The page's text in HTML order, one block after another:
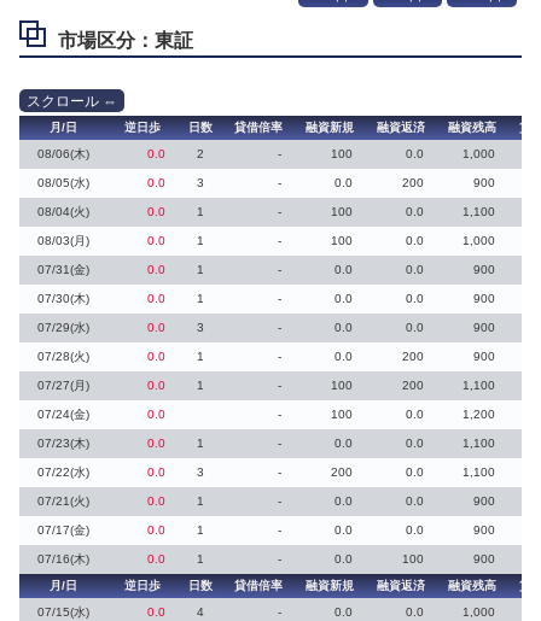
市場区分：東証
月/日 逆日歩 日数 貸借倍率 融資新規 融資返済 融資残高
貸
08/06(木)
0.0 2 - 100 0.0 1,000
08/05(水) 0.0 3 - 0.0 200 900
08/04(火) 0.0 1 - 100 0.0 1,100
08/03(月) 0.0 1 - 100 0.0 1,000
07/31(金) 0.0 1 - 0.0 0.0 900
07/30(木) 0.0 1 - 0.0 0.0 900
07/29(水) 0.0 3 - 0.0 0.0 900
07/28(火) 0.0 1 - 0.0 200 900
07/27(月) 0.0 1 - 100 200 1,100
07/24(金) 0.0 - 100 0.0 1,200
07/23(木) 0.0 1 - 0.0 0.0 1,100
07/22(水) 0.0 3 - 200 0.0 1,100
07/21(火) 0.0 1 - 0.0 0.0 900
07/17(金) 0.0 1 - 0.0 0.0 900
07/16(木) 0.0 1 - 0.0 100
900
月/日
逆日歩 日数 貸借倍率 融資新規 融資返済 融資残高
貸
07/15(水)
0.0 4 - 0.0 0.0 1,000